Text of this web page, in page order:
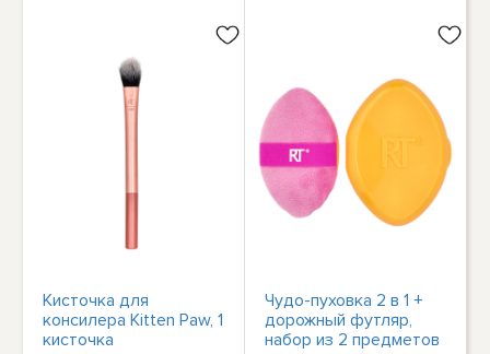
Кисточка для
консилера Kitten Paw, 1
кисточка
Чудо-пуховка 2 в 1 +
дорожный футляр,
набор из 2 предметов